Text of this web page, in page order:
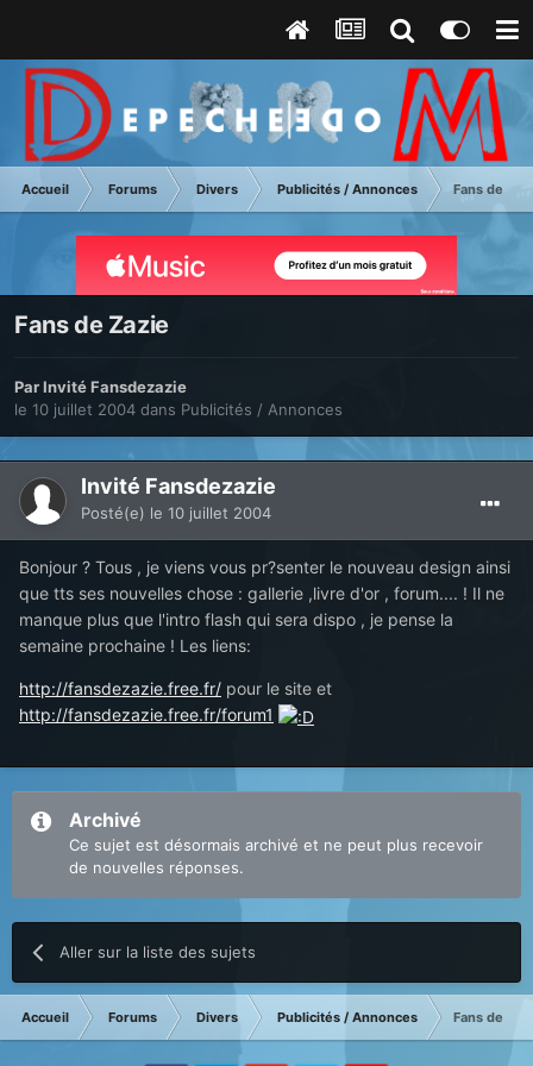
Accueil Forums Divers Publicités / Annonces Fans de
Fans de Zazie
Par Invité Fansdezazie
le 10 juillet 2004 dans Publicités / Annonces
Invité Fansdezazie
Posté(e) le 10 juillet 2004
Bonjour ? Tous , je viens vous pr?senter le nouveau design ainsi
que tts ses nouvelles chose : gallerie ,livre d'or , forum.... ! Il ne
manque plus que l'intro flash qui sera dispo , je pense la
semaine prochaine ! Les liens:
http://fansdezazie.free.fr/ pour le site et
http://fansdezazie.free.fr/forum1
Archivé
Ce sujet est désormais archivé et ne peut plus recevoir
de nouvelles réponses.
Aller sur la liste des sujets
Accueil Forums Divers Publicités / Annonces Fans de